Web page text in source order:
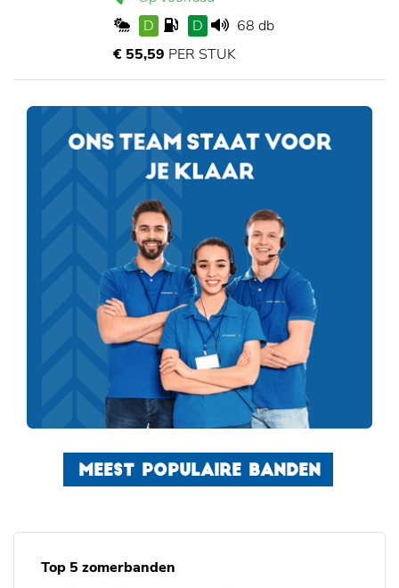
D
D
68 db
€ 55,59 PER STUK
MEEST POPULAIRE BANDEN
Top 5 zomerbanden